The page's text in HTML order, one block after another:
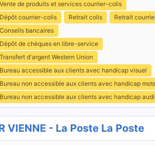
Vente de produits et services courrier-colis
Dépôt courrier-colis
Retrait colis
Retrait
Conseils bancaires
Dépôt de chèques en libre-service
Transfert d'argent Western Union
Bureau accessible aux clients avec handicap visuel
Bureau non accessible aux clients avec handicap
Bureau non accessible aux clients avec handicap
VIENNE - La Poste La Poste